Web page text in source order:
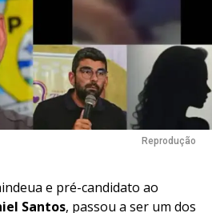
Reprodução
e pré-candidato ao
Santos, passou a ser um dos